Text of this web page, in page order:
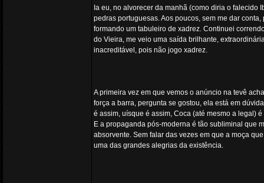
Ia eu, no alvorecer da manhã (como diria o
pedras portuguesas. Aos poucos, sem me dar
formando um tabuleiro de xadrez. Continuei
do Vieira, me veio uma saída brilhante,
inacreditável, pois não jogo xadrez.
A primeira vez em que vemos o anúncio na tevê
força a barra, pergunta se gostou, ela está em
é assim, uísque é assim, Coca (até mesmo a legal)
E a propaganda pós-moderna é tão subliminal que
absorvente. Sem falar das vezes em que a moça
uma das grandes alegrias da existência.